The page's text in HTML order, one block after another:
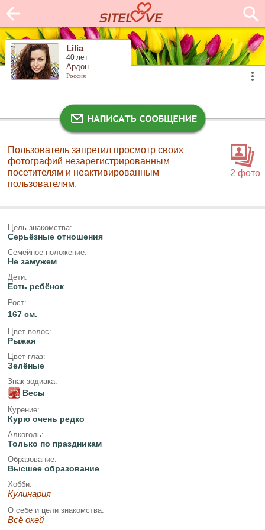
Lilia
40 лет
Ардон
Россия
2 фото
Пользователь запретил просмотр своих
фотографий незарегистрированным
посетителям и неактивированным
пользователям.
Цель знакомства:
Серьёзные отношения
Семейное положение:
Не замужем
Дети:
Есть ребёнок
Рост:
167 см.
Цвет волос:
Рыжая
Цвет глаз:
Зелёные
Знак зодиака:
Весы
Курение:
Курю очень редко
Алкоголь:
Только по праздникам
Образование:
Высшее образование
Хобби:
Кулинария
О себе и цели знакомства:
Всё окей